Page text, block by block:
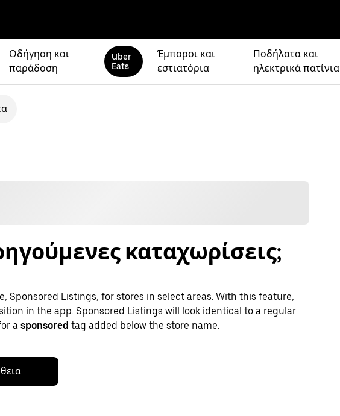
Οδήγηση και
παράδοση
Uber
Eats
Έμποροι και
εστιατόρια
Ποδήλατα και
ηλεκτρικά πατίνια
καταχωρίσεις;
Sponsored Listings, for stores in select areas. With this feature,
in the app. Sponsored Listings will look identical to a regular
a sponsored tag added below the store name.